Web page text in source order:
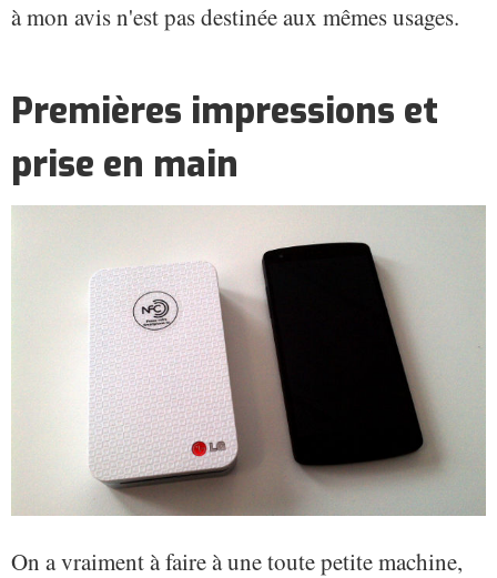
à mon avis n'est pas destinée aux mêmes usages.
Premières impressions et
prise en main
On a vraiment à faire à une toute petite machine,